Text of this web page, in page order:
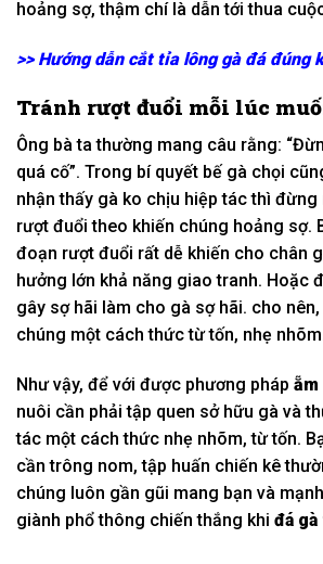
hoảng sợ, thậm chí là dẫntới thua
>>Hướng dẫn cắt tỉa lông gà đá đúng
Tránh rượt đuổi mỗi lúc
Ông bà ta thường mang câu rằng:
quá cố”. Trong bí quyết bế gà chọi
nhận thấy gà ko chịu hiệp tácthì đừng
rượt đuổi theo khiến chúng hoảng sợ.
đoạn rượt đuổi rất dễ khiến cho chân
hưởng lớn khả năng giao tranh. Hoặc
gây sợ hãi làm cho gà sợ hãi. cho nên
chúng một cách thức từtốn, nhẹ nhõm
Như vậy, để với được phương pháp ẵm
nuôi cần phải tập quen sở hữu gà và
tác một cách thức nhẹ nhõm,từtốn.
cầntrông nom,tập huấn chiến kê
chúng luôn gần gũi mang bạn và
giành phổ thông chiến thắng khi đá